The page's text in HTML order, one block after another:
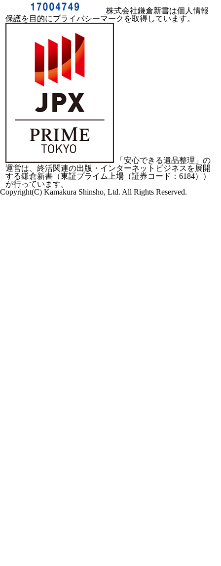
株式会社鎌倉新書は個人情報
保護を目的にプライバシーマークを取得しています。
「安心できる遺品整理」の
運営は、終活関連の出版・インターネットビジネスを展開
する鎌倉新書（東証プライム上場（証券コード：6184））
が行っています。
Copyright(C) Kamakura Shinsho, Ltd. All Rights Reserved.